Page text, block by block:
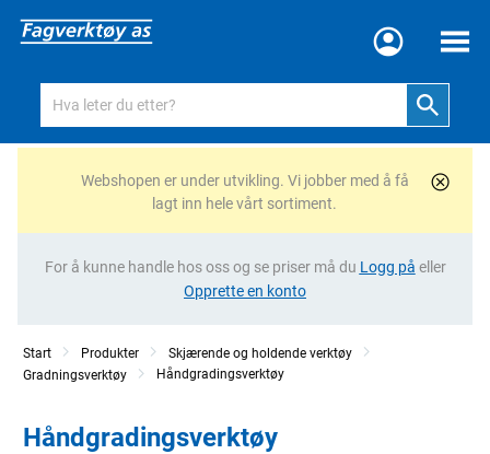
Meny
Webshopen er under utvikling. Vi jobber med å få
lagt inn hele vårt sortiment.
For å kunne handle hos oss og se priser må du Logg på eller
Opprette en konto
Start Produkter
Skjærende og holdende verktøy
Gradningsverktøy
Håndgradingsverktøy
Håndgradingsverktøy